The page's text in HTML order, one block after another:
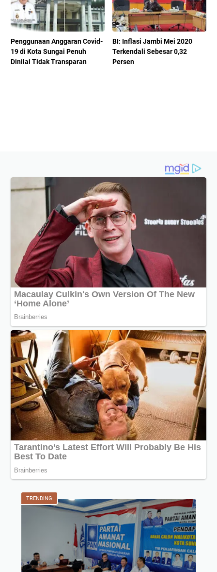
Penggunaan Anggaran Covid-
19 di Kota Sungai Penuh
Dinilai Tidak Transparan
BI: Inflasi Jambi Mei 2020
Terkendali Sebesar 0,32
Persen
TRENDING